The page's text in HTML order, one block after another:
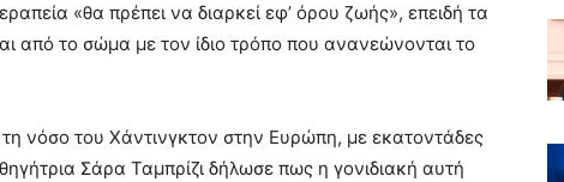
«θα πρέπει να διαρκεί εφ’ όρου ζωής», επειδή τα
από το σώμα με τον ίδιο τρόπο που ανανεώνονται το
νόσο του Χάντινγκτον στην Ευρώπη, με εκατοντάδες
Σάρα Ταμπρίζι δήλωσε πως η γονιδιακή αυτή